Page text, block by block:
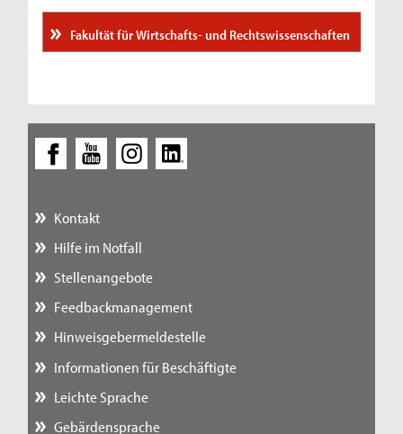
Fakultät für Wirtschafts- und Rechtswissenschaften
Kontakt
Hilfe im Notfall
Stellenangebote
Feedbackmanagement
Hinweisgebermeldestelle
Informationen für Beschäftigte
Leichte Sprache
Gebärdensprache